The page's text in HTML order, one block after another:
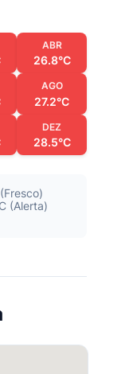
ABR
26.8°C
AGO
27.2°C
DEZ
28.5°C
(Alerta)